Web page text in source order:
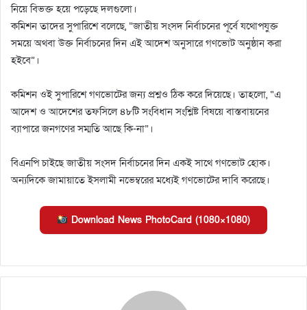
নিয়ে বিভক্ত হয়ে পড়েছে দলগুলো।
কমিশন তাদের সুপারিশে বলেছে, “জাতীয় সংসদ নির্বাচনের পূর্বে যথোপযুক্ত
সময়ে অথবা উক্ত নির্বাচনের দিন এই আদেশ অনুসারে গণভোট অনুষ্ঠান করা
হইবে”।
কমিশন ওই সুপারিশে গণভোটের জন্য প্রশ্নও ঠিক করে দিয়েছে। তাহলো, “এ
আদেশ ও আদেশের তফসিলে ৪৮টি সংবিধান সংশ্লিষ্ট বিষয়ে বাস্তবায়নের
ব্যাপারে জনগণের সম্মতি আছে কি-না”।
বিএনপি চাইছে জাতীয় সংসদ নির্বাচনের দিন একই সাথে গণভোট হোক।
অন্যদিকে জামায়াতে ইসলামী নভেম্বরের মধ্যেই গণভোটের দাবি করেছে।
Download News PhotoCard (1080×1080)